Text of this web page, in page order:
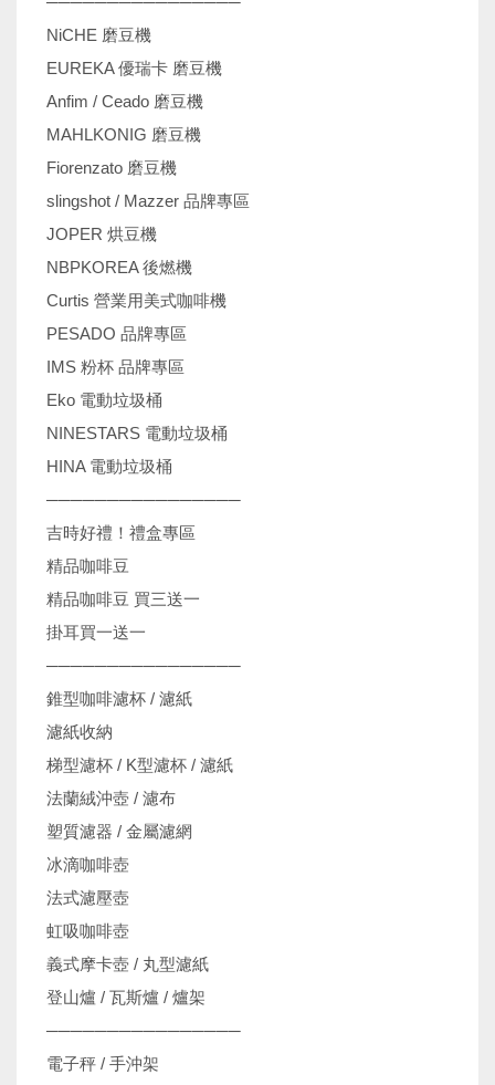
NiCHE 磨豆機
EUREKA 優瑞卡 磨豆機
Anfim / Ceado 磨豆機
MAHLKONIG 磨豆機
Fiorenzato 磨豆機
slingshot / Mazzer 品牌專區
JOPER 烘豆機
NBPKOREA 後燃機
Curtis 營業用美式咖啡機
PESADO 品牌專區
IMS 粉杯 品牌專區
Eko 電動垃圾桶
NINESTARS 電動垃圾桶
HINA 電動垃圾桶
────────────────
吉時好禮！禮盒專區
精品咖啡豆
精品咖啡豆 買三送一
掛耳買一送一
────────────────
錐型咖啡濾杯 / 濾紙
濾紙收納
梯型濾杯 / K型濾杯 / 濾紙
法蘭絨沖壺 / 濾布
塑質濾器 / 金屬濾網
冰滴咖啡壺
法式濾壓壺
虹吸咖啡壺
義式摩卡壺 / 丸型濾紙
登山爐 / 瓦斯爐 / 爐架
────────────────
電子秤 / 手沖架